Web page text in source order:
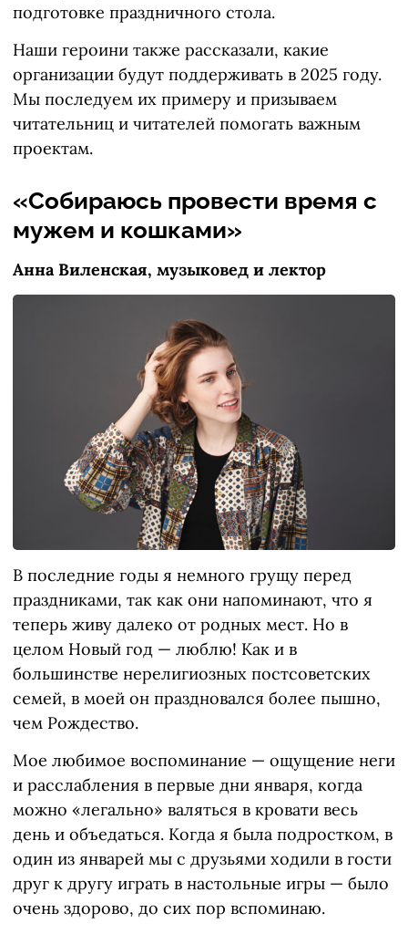
подготовке праздничного стола.
Наши героини также рассказали, какие
организации будут поддерживать в 2025 году.
Мы последуем их примеру и призываем
читательниц и читателей помогать важным
проектам.
«Собираюсь провести время с
мужем и кошками»
Анна Виленская, музыковед и лектор
В последние годы я немного грущу перед
праздниками, так как они напоминают, что я
теперь живу далеко от родных мест. Но в
целом Новый год — люблю! Как и в
большинстве нерелигиозных постсоветских
семей, в моей он праздновался более пышно,
чем Рождество.
Мое любимое воспоминание — ощущение неги
и расслабления в первые дни января, когда
можно «легально» валяться в кровати весь
день и объедаться. Когда я была подростком, в
один из январей мы с друзьями ходили в гости
друг к другу играть в настольные игры — было
очень здорово, до сих пор вспоминаю.